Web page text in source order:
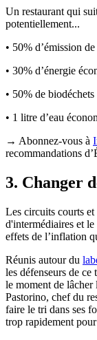
Un restaurant qui
potentiellement...
• 50% d’émission
• 30% d’énergie
• 50% de
• 1 litre d’eau
→ Abonnez-vous à
recommandations
3. Changer
Les circuits courts
d'intermédiaires et le
effets de l’inflation
Réunis autour du
les défenseurs de ce
le moment de
Pastorino, chef du
faire le tri dans ses
trop rapidement